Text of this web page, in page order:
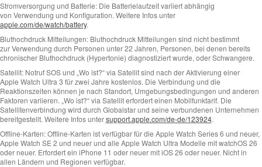
Stromversorgung und Batterie: Die Batterielaufzeit variiert abhängig
von Verwendung und Konfiguration. Weitere Infos unter
apple.com/de/watch/battery.
Bluthochdruck Mitteilungen:Bluthochdruck Mitteilungen sind nicht bestimmt
zur Verwendung durch Personen unter 22 Jahren, Personen, bei denen bereits
chronischer Bluthochdruck (Hypertonie) diagnostiziert wurde, oder Schwangere.
Satellit:Notruf SOS und „Wo ist?“ via Satellit sind nach der Aktivierung einer
Apple Watch Ultra 3 für zwei Jahre kostenlos. Die Verbindung und die
Reaktionszeiten können je nach Standort, Umgebungs­bedingungen und anderen
Faktoren variieren. „Wo ist?“ via Satellit erfordert einen Mobilfunktarif. Die
Satellitenverbindung wird durch Globalstar und seine verbundenen Unternehmen
bereitgestellt. Weitere Infos untersupport.apple.com/de-de/123924.
Offline-Karten:Offline-Karten ist verfügbar für die Apple Watch Series 6 und neuer,
Apple Watch SE 2 und neuer und alle Apple Watch Ultra Modelle mit watchOS 26
oder neuer. Erfordert ein iPhone 11 oder neuer mit iOS 26 oder neuer. Nicht in
allen Ländern und Regionen verfügbar.